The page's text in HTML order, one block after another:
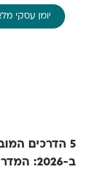
5 הדרכים
ב-2026: המדריך שיעשה לך סדר
יומן עסקי